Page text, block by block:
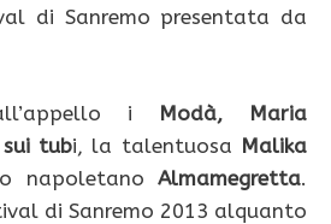
di Sanremo presentata da
i Modà, Maria
tubi, la talentuosa Malika
napoletanoAlmamegretta.
di Sanremo 2013 alquanto